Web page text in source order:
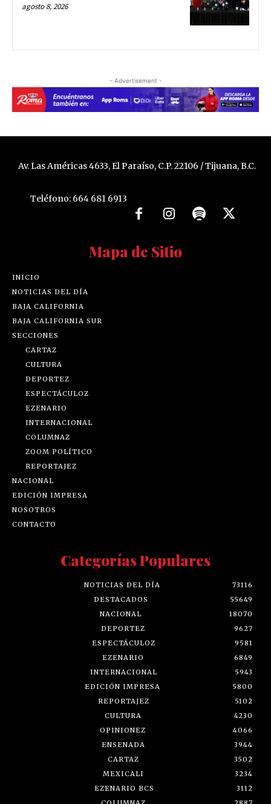
agosto 8, 2026
- Advertisement -
Av. Las Américas 4633, El Paraíso, C.P. 22106 / Tijuana, B.C.
Teléfono: 664 681 6913
Mapa de Sitio
INICIO
NOTICIAS DEL DÍA
BAJA CALIFORNIA
BAJA CALIFORNIA SUR
SECCIONES
CARTAZ
CULTURA
DEPORTEZ
ESPECTÁCULOZ
EZENARIO
INTERNACIONAL
COLUMNAZ
ZOOM POLÍTICO
REPORTAJEZ
NACIONAL
EDICIÓN IMPRESA
NOSOTROS
CONTACTO
Categorías Populares
NOTICIAS DEL DÍA
73116
DESTACADOS
55649
NACIONAL
18070
DEPORTEZ
9627
ESPECTÁCULOZ
9581
EZENARIO
6849
INTERNACIONAL
5943
EDICIÓN IMPRESA
5800
REPORTAJEZ
5102
CULTURA
4230
OPINIONEZ
4066
ENSENADA
3944
CARTAZ
3502
MEXICALI
3234
EZENARIO BCS
3112